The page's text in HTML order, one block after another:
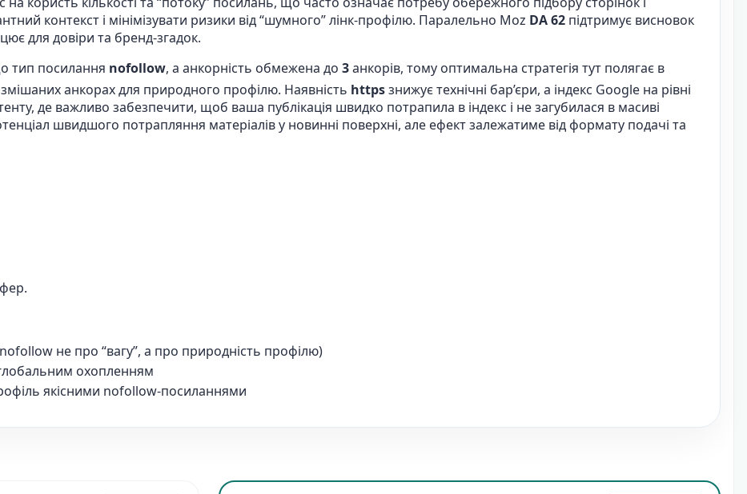
контекст і мінімізувати ризики від “шумного” лінк-профілю. Паралельно Moz DA 62 підтримує висновок
для довіри та бренд-згадок.
тип посилання nofollow, а анкорність обмежена до 3анкорів, тому оптимальна стратегія тут полягає в
анкорах для природного профілю. Наявність httpsзнижує технічні бар’єри, а індекс Google на рівні
де важливо забезпечити, щоб ваша публікація швидко потрапила в індекс і не загубилася в масиві
швидшого потрапляння матеріалів у новинні поверхні, але ефект залежатиме від формату подачі та
не про “вагу”, а про природність профілю)
охопленням
якісними nofollow-посиланнями